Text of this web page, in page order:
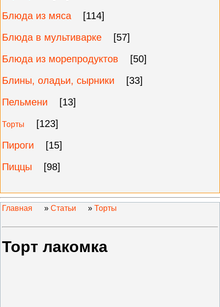
Блюда из мяса
[114]
Блюда в мультиварке
[57]
Блюда из морепродуктов
[50]
Блины, оладьи, сырники
[33]
Пельмени
[13]
Торты
[123]
Пироги
[15]
Пиццы
[98]
Главная » Статьи » Торты
Торт лакомка